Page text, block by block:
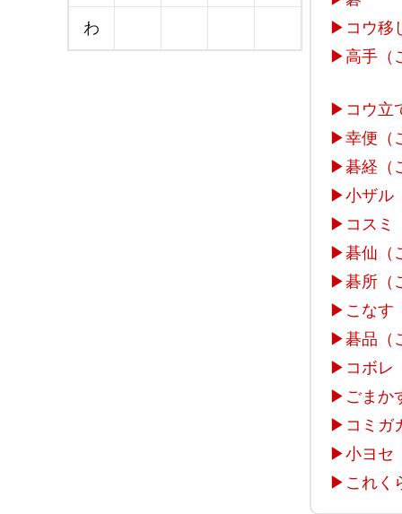
わ
▶ コウ移
▶高手（
▶ コウ立
▶幸便（
▶碁経（
▶小ザル
▶ コスミ
▶碁仙（
▶碁所（
▶ こなす
▶碁品（
▶ コボレ
▶ ごまか
▶ コミガ
▶小ヨセ
▶ これく